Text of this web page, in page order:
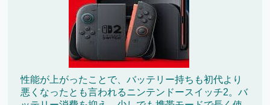
性能が上がったことで、バッテリー持ちも初代より
悪くなったとも言われるニンテンドースイッチ2。バ